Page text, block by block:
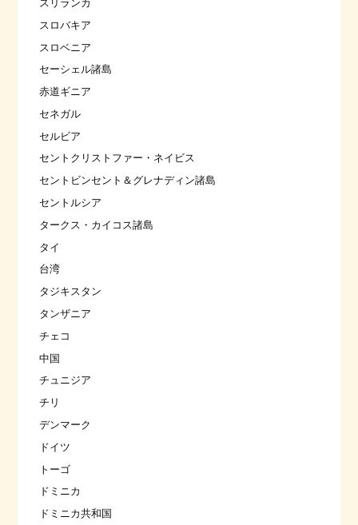
スリランカ
スロバキア
スロベニア
セーシェル諸島
赤道ギニア
セネガル
セルビア
セントクリストファー・ネイビス
セントビンセント＆グレナディン諸島
セントルシア
タークス・カイコス諸島
タイ
台湾
タジキスタン
タンザニア
チェコ
中国
チュニジア
チリ
デンマーク
ドイツ
トーゴ
ドミニカ
ドミニカ共和国